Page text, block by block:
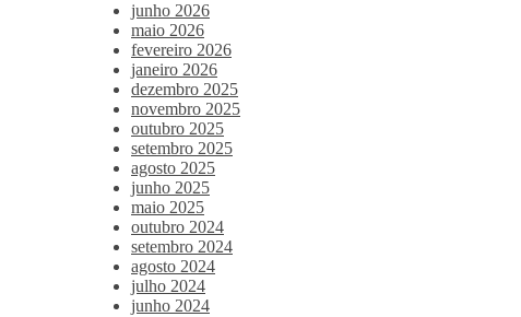
junho 2026
maio 2026
fevereiro 2026
janeiro 2026
dezembro 2025
novembro 2025
outubro 2025
setembro 2025
agosto 2025
junho 2025
maio 2025
outubro 2024
setembro 2024
agosto 2024
julho 2024
junho 2024